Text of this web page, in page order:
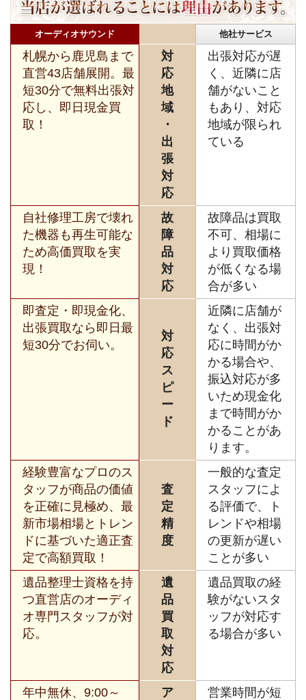
オーディオサウンド 他社サービス
札幌から鹿児島まで
直営43店舗展開。最
短30分で無料出張対
応し、即日現金買
取！
対
応
地
域
・
出
張
対
応
出張対応が遅
く、近隣に店
舗がないこと
もあり、対応
地域が限られ
ている
自社修理工房で壊れ
た機器も再生可能な
ため高価買取を実
現！
故
障
品
対
応
故障品は買取
不可、相場に
より買取価格
が低くなる場
合が多い
即査定・即現金化、
出張買取なら即日最
短30分でお伺い。
対
応
ス
ピ
ー
ド
近隣に店舗が
なく、出張対
応に時間がか
かる場合や、
振込対応が多
いため現金化
まで時間がか
かることがあ
ります。
経験豊富なプロのス
タッフが商品の価値
を正確に見極め、最
新市場相場とトレン
ドに基づいた適正査
定で高額買取！
査
定
精
度
一般的な査定
スタッフによ
る評価で、ト
レンドや相場
の更新が遅い
ことが多い
遺品整理士資格を持
つ直営店のオーディ
オ専門スタッフが対
応。
遺
品
買
取
対
応
遺品買取の経
験がないスタ
ッフが対応す
る場合が多い
年中無休、9:00～
ア
営業時間が短